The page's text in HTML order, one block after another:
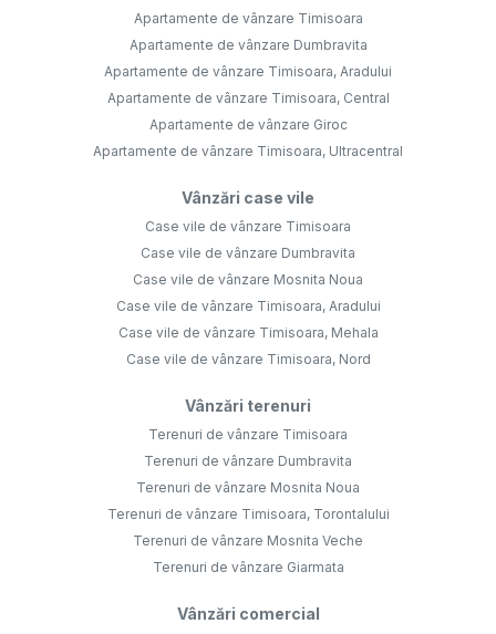
Apartamente de vânzare Timisoara
Apartamente de vânzare Dumbravita
Apartamente de vânzare Timisoara, Aradului
Apartamente de vânzare Timisoara, Central
Apartamente de vânzare Giroc
Apartamente de vânzare Timisoara, Ultracentral
Vânzări case vile
Case vile de vânzare Timisoara
Case vile de vânzare Dumbravita
Case vile de vânzare Mosnita Noua
Case vile de vânzare Timisoara, Aradului
Case vile de vânzare Timisoara, Mehala
Case vile de vânzare Timisoara, Nord
Vânzări terenuri
Terenuri de vânzare Timisoara
Terenuri de vânzare Dumbravita
Terenuri de vânzare Mosnita Noua
Terenuri de vânzare Timisoara, Torontalului
Terenuri de vânzare Mosnita Veche
Terenuri de vânzare Giarmata
Vânzări comercial